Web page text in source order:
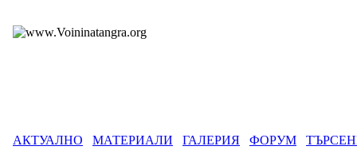
АКТУАЛНО МАТЕРИАЛИ ГАЛЕРИЯ ФОРУМ